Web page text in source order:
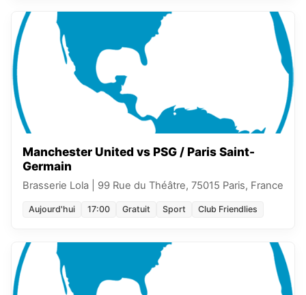
Manchester United vs PSG / Paris Saint-
Germain
Brasserie Lola 99 Rue du Théâtre, 75015 Paris, France
Aujourd'hui 17:00 Gratuit Sport Club Friendlies